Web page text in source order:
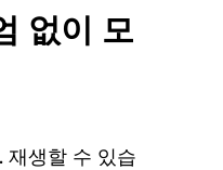
없이 모
재생할 수 있습